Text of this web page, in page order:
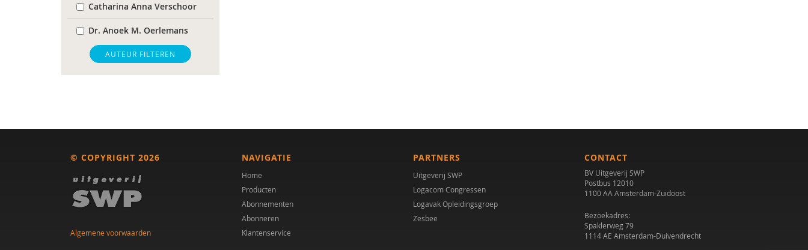
Catharina Anna Verschoor
Dr. Anoek M. Oerlemans
Bram B. Sizoo
Tony Bloemendaal
Linda van de Burgwal
dr. Catharina A. Hartman
Dr. Cathelijne Tesink
AUTEUR FILTEREN
© COPYRIGHT 2026
Algemene voorwaarden
NAVIGATIE
Home
Producten
Abonnementen
Abonneren
Klantenservice
PARTNERS
Uitgeverij SWP
Logacom Congressen
Logavak Opleidingsgroep
Zesbee
CONTACT
BV Uitgeverij SWP
Postbus 12010
1100 AA Amsterdam-Zuidoost
Bezoekadres:
Spaklerweg 79
1114 AE Amsterdam-Duivendrecht